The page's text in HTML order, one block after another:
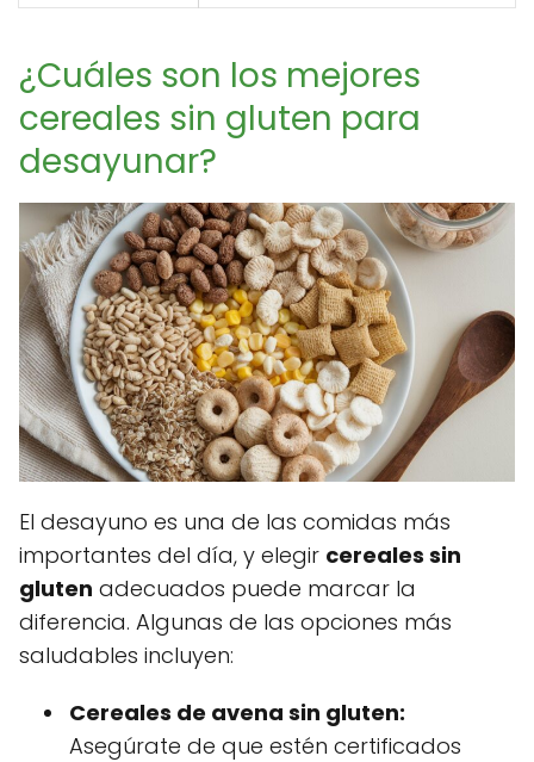
¿Cuáles son los mejores
cereales sin gluten para
desayunar?
El desayuno es una de las comidas más
importantes del día, y elegir cereales sin
gluten adecuados puede marcar la
diferencia. Algunas de las opciones más
saludables incluyen:
Cereales de avena sin gluten:
Asegúrate de que estén certificados